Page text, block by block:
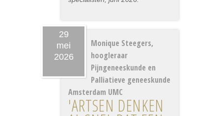
29
mei
2026
Monique Steegers,
hoogleraar
Pijngeneeskunde en
Palliatieve geneeskunde
Amsterdam UMC
'ARTSEN DENKEN